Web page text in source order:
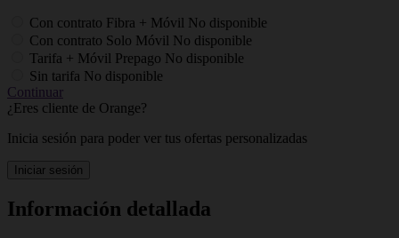
Con contrato Fibra + Móvil No disponible
Con contrato Solo Móvil No disponible
Tarifa + Móvil Prepago No disponible
Sin tarifa No disponible
Continuar
¿Eres cliente de Orange?
Inicia sesión para poder ver tus ofertas personalizadas
Iniciar sesión
Información detallada